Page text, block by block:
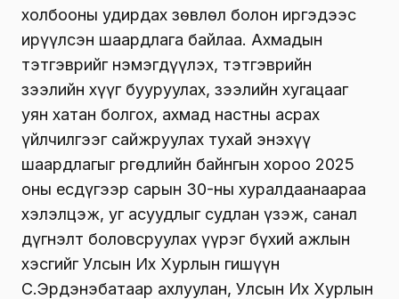
холбооны удирдах зөвлөл болон иргэдээс
ирүүлсэн шаардлага байлаа. Ахмадын
тэтгэврийг нэмэгдүүлэх, тэтгэврийн
зээлийн хүүг бууруулах, зээлийн хугацааг
уян хатан болгох, ахмад настны асрах
үйлчилгээг сайжруулах тухай энэхүү
шаардлагыг Өргөдлийн байнгын хороо 2025
оны есдүгээр сарын 30-ны хуралдаанаараа
хэлэлцэж, уг асуудлыг судлан үзэж, санал
дүгнэлт боловсруулах үүрэг бүхий ажлын
хэсгийг Улсын Их Хурлын гишүүн
С.Эрдэнэбатаар ахлуулан, Улсын Их Хурлын